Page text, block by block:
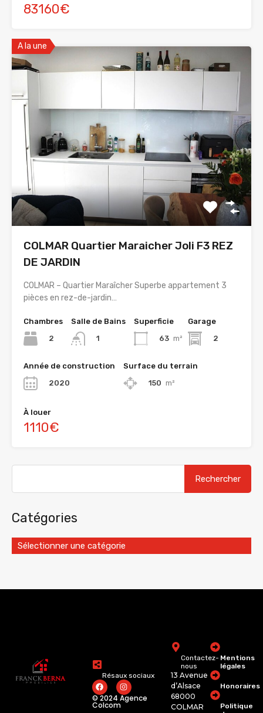
83160€
A la une
COLMAR Quartier Maraicher Joli F3 REZ
DE JARDIN
COLMAR – Quartier Maraîcher Superbe appartement 3
pièces en rez-de-jardin…
Chambres
2
Salle de Bains
1
Superficie
63 m²
Garage
2
Année de construction
2020
Surface du terrain
150 m²
À louer
1110€
Catégories
Sélectionner une catégorie
Mentions
légales
Honoraires
Politique
Contactez-
nous
13 Avenue
d’Alsace
68000
COLMAR
Résaux sociaux
© 2024 Agence
Colcom